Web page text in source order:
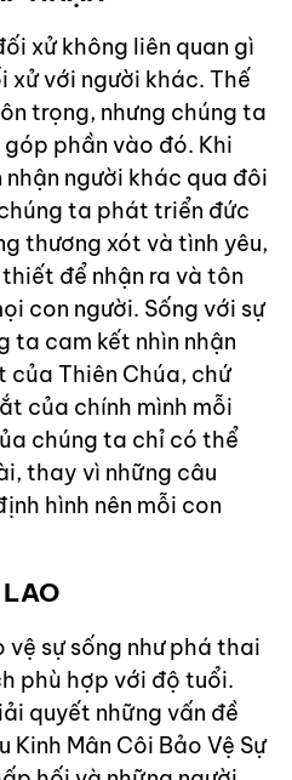
xử không liên quan gì
xử với người khác. Thế
trọng, nhưng chúng ta
phần vào đó. Khi
người khác qua đôi
ta phát triển đức
thương xót và tình yêu,
để nhận ra và tôn
con người. Sống với sự
ta cam kết nhìn nhận
của Thiên Chúa, chứ
của chính mình mỗi
chúng ta chỉ có thể
thay vì những câu
hình nên mỗi con
sự sống như phá thai
phù hợp với độ tuổi.
quyết những vấn đề
Mân Côi Bảo Vệ Sự